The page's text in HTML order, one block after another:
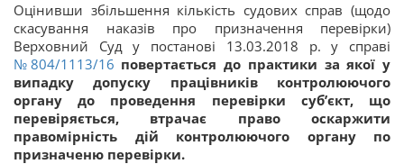
Оцінивши збільшення кількість судових справ (щодо
скасування наказів про призначення перевірки)
Верховний Суд у постанові 13.03.2018 р. у справі
№804/1113/16 повертається до практики за якої у
випадку допуску працівників контролюючого
органу до проведення перевірки суб’єкт, що
перевіряється, втрачає право оскаржити
правомірність дій контролюючого органу по
призначеню перевірки.